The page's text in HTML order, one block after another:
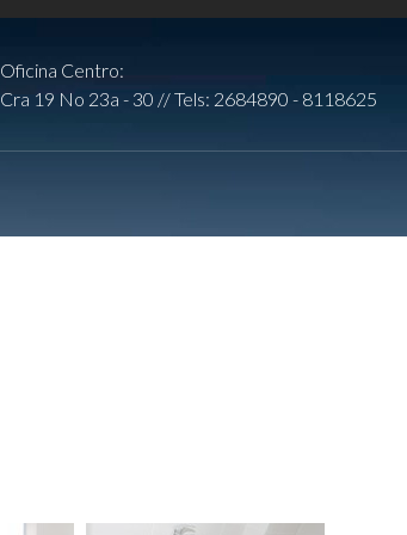
Oficina Centro:
Cra 19 No 23a - 30 // Tels: 2684890 - 8118625